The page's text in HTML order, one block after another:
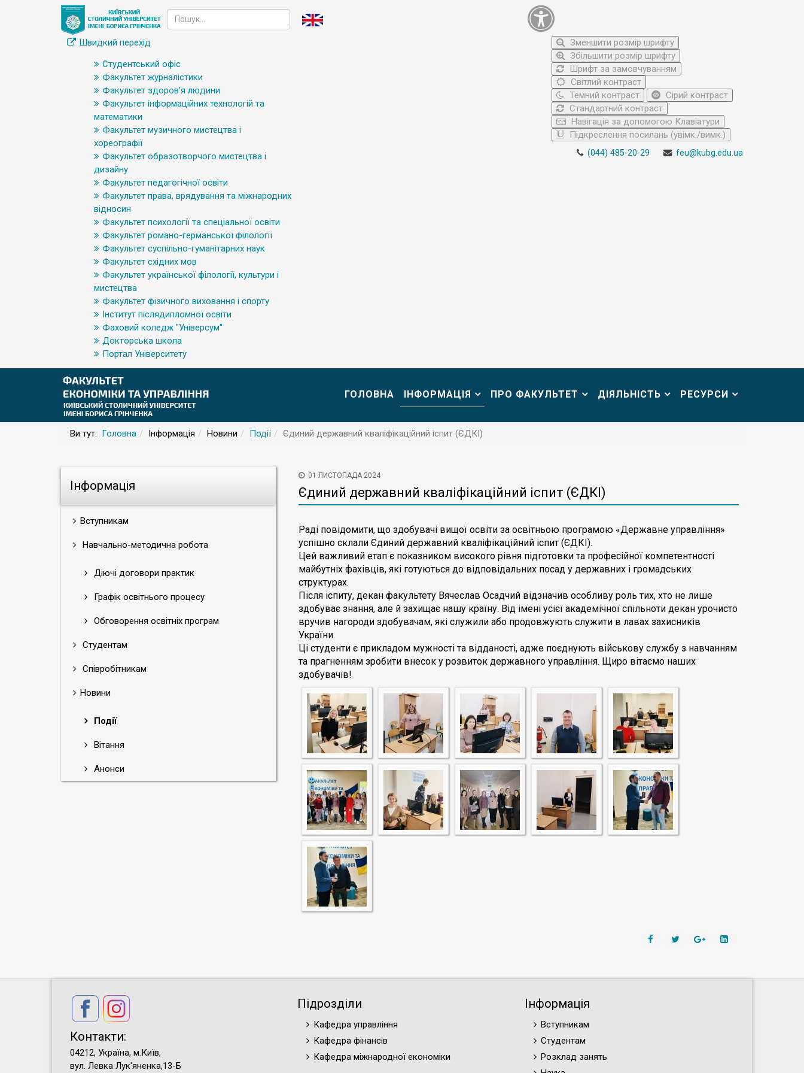
Швидкий перехід
Студентський офіс
Факультет журналістики
Факультет здоров’я людини
Факультет інформаційних технологій та
математики
Факультет музичного мистецтва і
хореографії
Факультет образотворчого мистецтва і
дизайну
Факультет педагогічної освіти
Факультет права, врядування та міжнародних
відносин
Факультет психології та спеціальної освіти
Факультет романо-германської філології
Факультет суспільно-гуманітарних наук
Факультет східних мов
Факультет української філології, культури і
мистецтва
Факультет фізичного виховання і спорту
Інститут післядипломної освіти
Фаховий коледж "Універсум"
Докторська школа
Портал Університету
Зменшити розмір шрифту
Збільшити розмір шрифту
Шрифт за замовчуванням
Світлий контраст
Темний контраст
Сірий контраст
Стандартний контраст
Навігація за допомогою Клавіатури
Підкреслення посилань (увімк./вимк.)
(044) 485-20-29 feu@kubg.edu.ua
ГОЛОВНА ІНФОРМАЦІЯ ПРО ФАКУЛЬТЕТ ДІЯЛЬНІСТЬ РЕСУРСИ
Ви тут: Головна Інформація Новини Події Єдиний державний кваліфікаційний іспит (ЄДКІ)
Інформація
Вступникам
Навчально-методична робота
Діючі договори практик
Графік освітнього процесу
Обговорення освітніх програм
Студентам
Співробітникам
Новини
Події
Вітання
Анонси
01 ЛИСТОПАДА 2024
Єдиний державний кваліфікаційний іспит (ЄДКІ)
Раді повідомити, що здобувачі вищої освіти за освітньою програмою «Державне управління»
успішно склали Єдиний державний кваліфікаційний іспит (ЄДКІ).
Цей важливий етап є показником високого рівня підготовки та професійної компетентності
майбутніх фахівців, які готуються до відповідальних посад у державних і громадських
структурах.
Після іспиту, декан факультету Вячеслав Осадчий відзначив особливу роль тих, хто не лише
здобуває знання, але й захищає нашу країну. Від імені усієї академічної спільноти декан урочисто
вручив нагороди здобувачам, які служили або продовжують служити в лавах захисників
України.
Ці студенти є прикладом мужності та відданості, адже поєднують військову службу з навчанням
та прагненням зробити внесок у розвиток державного управління. Щиро вітаємо наших
здобувачів!
Контакти:
04212, Україна, м.Київ,
вул. Левка Лук'яненка,13-Б
Підрозділи
Кафедра управління
Кафедра фінансів
Кафедра міжнародної економіки
Інформація
Вступникам
Студентам
Розклад занять